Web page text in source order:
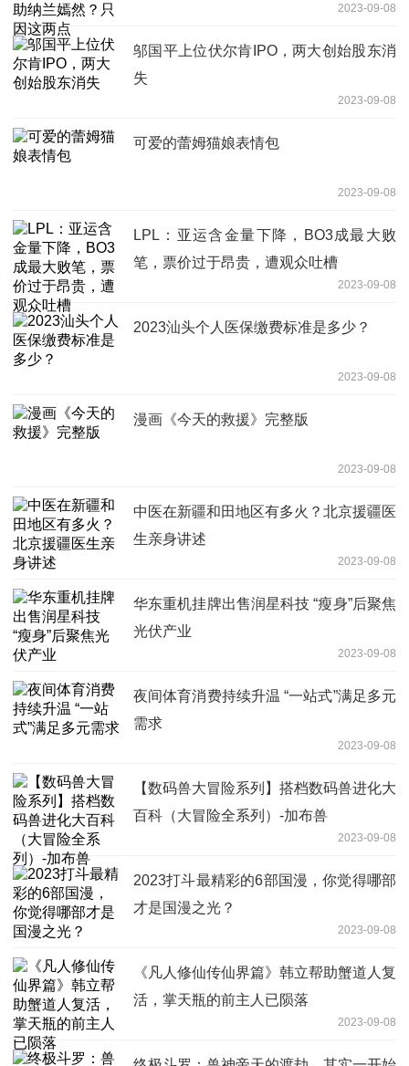
2023-09-08
邬国平上位伏尔肯IPO，两大创始股东消
失
2023-09-08
可爱的蕾姆猫娘表情包
2023-09-08
LPL：亚运含金量下降，BO3成最大败
笔，票价过于昂贵，遭观众吐槽
2023-09-08
2023汕头个人医保缴费标准是多少？
2023-09-08
漫画《今天的救援》完整版
2023-09-08
中医在新疆和田地区有多火？北京援疆医
生亲身讲述
2023-09-08
华东重机挂牌出售润星科技 “瘦身”后聚焦
光伏产业
2023-09-08
夜间体育消费持续升温 “一站式”满足多元
需求
2023-09-08
【数码兽大冒险系列】搭档数码兽进化大
百科（大冒险全系列）-加布兽
2023-09-08
2023打斗最精彩的6部国漫，你觉得哪部
才是国漫之光？
2023-09-08
《凡人修仙传仙界篇》韩立帮助蟹道人复
活，掌天瓶的前主人已陨落
2023-09-08